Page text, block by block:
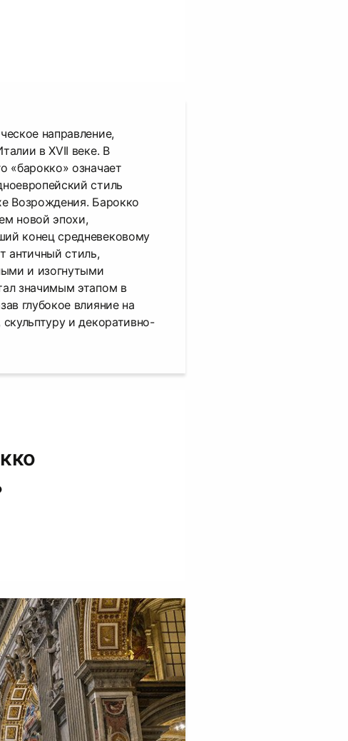
направление,
в XVII веке. В
«барокко» означает
стиль
Возрождения. Барокко
новой эпохи,
конец средневековому
античный стиль,
и изогнутыми
значимым этапом в
глубокое влияние на
и декоративно-